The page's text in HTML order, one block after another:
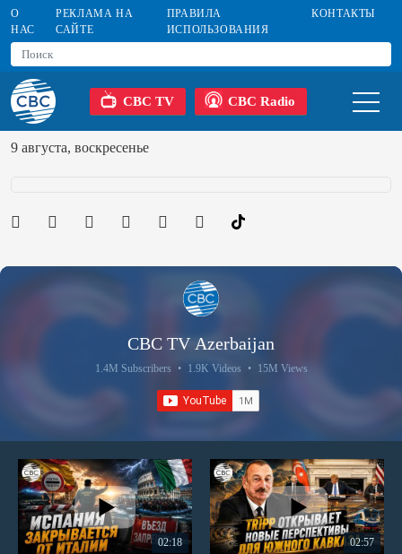
О
НАС
РЕКЛАМА НА
САЙТЕ
ПРАВИЛА
ИСПОЛЬЗОВАНИЯ
КОНТАКТЫ
CBC TV CBC Radio
9 августа, воскресенье
CBC TV Azerbaijan
1.4M Subscribers • 1.9K Videos • 15M Views
02:18 02:57